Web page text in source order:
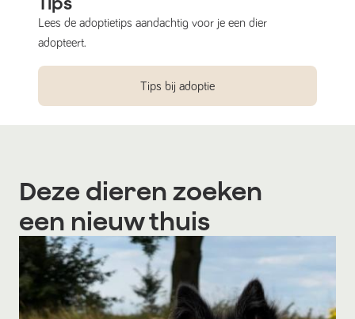
Lees de adoptietips aandachtig voor je een dier
adopteert.
Tips bij adoptie
Deze dieren zoeken
een nieuw thuis